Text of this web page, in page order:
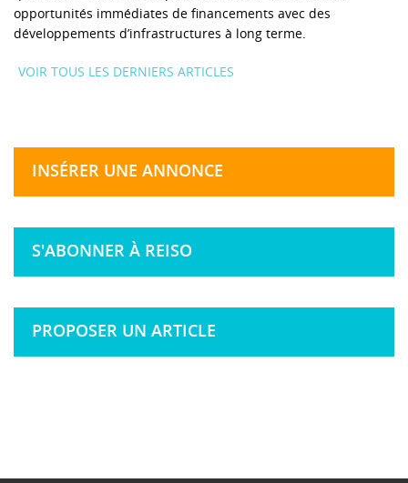
opportunités immédiates de financements avec des
développements d’infrastructures à long terme.
VOIR TOUS LES DERNIERS ARTICLES
INSÉRER UNE ANNONCE
S'ABONNER À REISO
PROPOSER UN ARTICLE